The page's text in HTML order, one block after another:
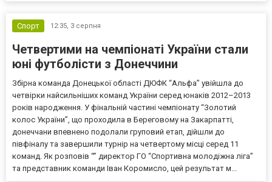
Спорт 12:35, 3 серпня
Четвертими на чемпіонаті України стали
юні футболісти з Донеччини
Збірна команда Донецької області ДЮФК “Альфа” увійшла до
четвірки найсильніших команд України серед юнаків 2012–2013
років народження. У фінальній частині чемпіонату “Золотий
колос України”, що проходила в Береговому на Закарпатті,
донеччани впевнено подолали груповий етап, дійшли до
півфіналу та завершили турнір на четвертому місці серед 11
команд. Як розповів “” директор ГО “Спортивна молодіжна ліга”
та представник команди Іван Коромисло, цей результат м...